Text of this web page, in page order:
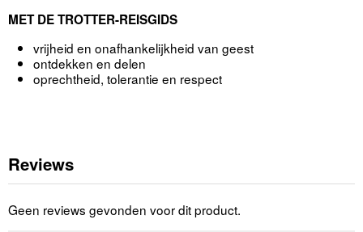
MET DE TROTTER-REISGIDS
vrijheid en onafhankelijkheid van geest
ontdekken en delen
oprechtheid, tolerantie en respect
Reviews
Geen reviews gevonden voor dit product.